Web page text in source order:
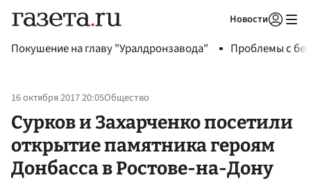
Новости
Покушение на главу "Уралдронзавода" Проблемы с
16 октября 2017 20:05Общество
Сурков и Захарченко посетили
открытие памятника героям
Донбасса в Ростове-на-Дону